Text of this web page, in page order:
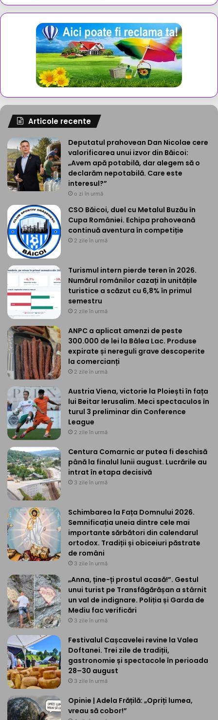
Articole recente
Deputatul prahovean Dan Nicolae cere
valorificarea unui izvor din Băicoi:
„Avem apă potabilă, dar alegem să o
declarăm nepotabilă. Care este
interesul?”
o zi în urmă
CSO Băicoi, duel cu Metalul Buzău în
Cupa României. Echipa prahoveană
continuă aventura în competiție
2 zile în urmă
Turismul intern pierde teren în 2026.
Numărul românilor cazați în unitățile
turistice a scăzut cu 6,8% în primul
semestru
2 zile în urmă
ANPC a aplicat amenzi de peste
300.000 de lei la Bâlea Lac. Produse
expirate și nereguli grave descoperite
la comercianți
2 zile în urmă
Austria Viena, victorie la Ploiești în fața
lui Beitar Ierusalim. Meci spectaculos în
turul 3 preliminar din Conference
League
2 zile în urmă
Centura Comarnic ar putea fi deschisă
până la finalul lunii august. Lucrările au
intrat în etapa decisivă
3 zile în urmă
Schimbarea la Fața Domnului 2026.
Semnificația uneia dintre cele mai
importante sărbători din calendarul
ortodox. Tradiții și obiceiuri păstrate
de români
3 zile în urmă
„Anna, ține-ți prostul acasă!”. Gestul
unui turist pe Transfăgărășan a stârnit
un val de indignare. Poliția și Garda de
Mediu fac verificări
3 zile în urmă
Festivalul Cașcavelei revine la Valea
Doftanei. Trei zile de tradiții,
gastronomie și spectacole în perioada
28–30 august
3 zile în urmă
Opinie | Adela Frățilă: „Opriți lumea,
vreau să cobor!”